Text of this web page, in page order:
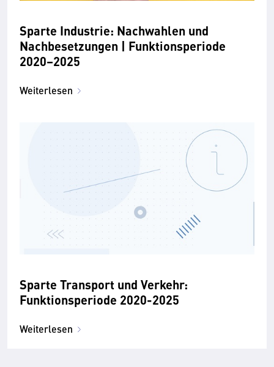
Sparte Industrie: Nachwahlen und
Nachbesetzungen | Funktionsperiode
2020–2025
Weiterlesen
Sparte Transport und Verkehr:
Funktionsperiode 2020-2025
Weiterlesen